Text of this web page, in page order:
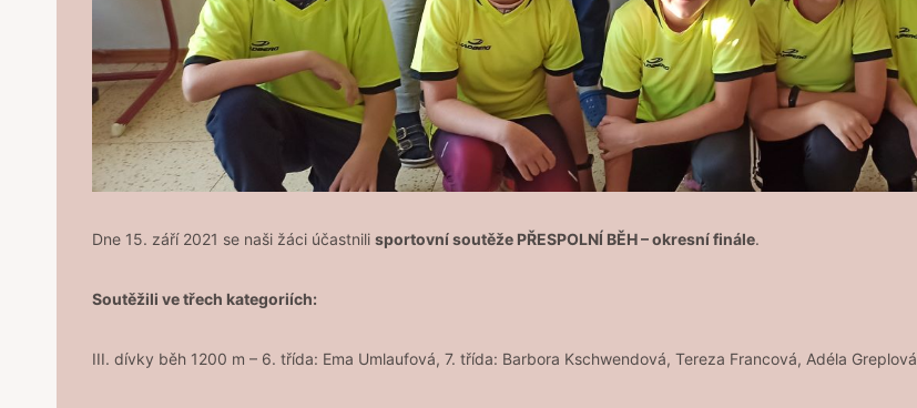
Dne 15. září 2021 se naši žáci účastnili sportovní soutěže PŘESPOLNÍ BĚH – okresní finále.
Soutěžili ve třech kategoriích:
III. dívky běh 1200 m – 6. třída: Ema Umlaufová, 7. třída: Barbora Kschwendová, Tereza Francová, Adéla Greplová